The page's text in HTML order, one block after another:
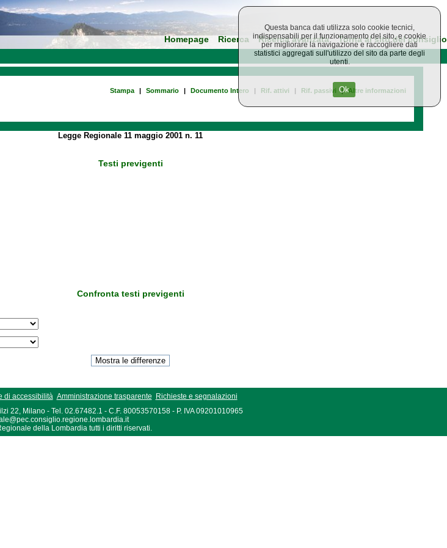
Homepage Ricerca Ricerca avanzata Torna al sito del consiglio
Stampa | Sommario | Documento Intero | Rif. attivi | Rif. passivi | Altre informazioni
Legge Regionale 11 maggio 2001 n. 11
Testi previgenti
Confronta testi previgenti
di accessibilità Amministrazione trasparente
Richieste e segnalazioni
22, Milano - Tel. 02.67482.1 - C.F. 80053570158 - P. IVA 09201010965
della Lombardia tutti i diritti riservati.
Questa banca dati utilizza solo cookie tecnici,
indispensabili per il funzionamento del sito, e cookie
per migliorare la navigazione e raccogliere dati
statistici aggregati sull'utilizzo del sito da parte degli
utenti.
Ok